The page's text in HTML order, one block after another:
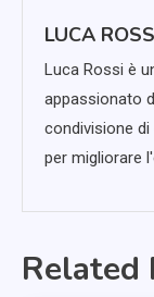
LUCA
Luca Rossi è
appassionato
condivisione
per migliorare
Related